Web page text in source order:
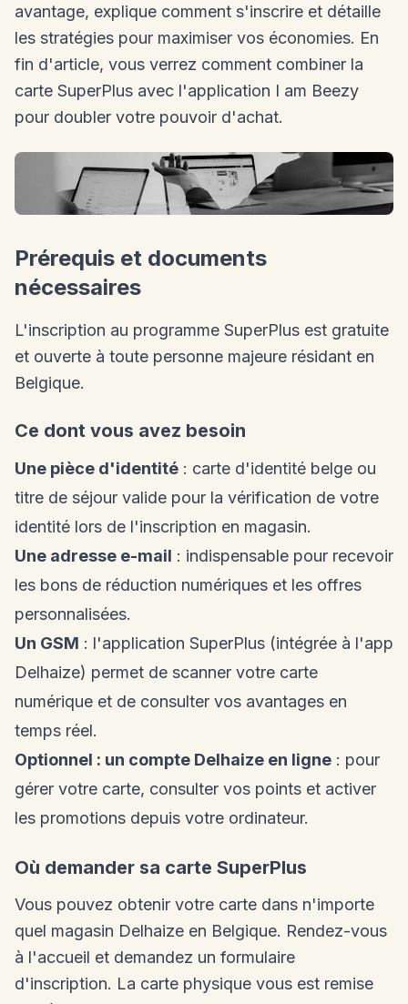
avantage, explique comment s'inscrire et détaille
les stratégies pour maximiser vos économies. En
fin d'article, vous verrez comment combiner la
carte SuperPlus avec l'application I am Beezy
pour doubler votre pouvoir d'achat.
Prérequis et documents
nécessaires
L'inscription au programme SuperPlus est gratuite
et ouverte à toute personne majeure résidant en
Belgique.
Ce dont vous avez besoin
Une pièce d'identité : carte d'identité belge ou
titre de séjour valide pour la vérification de votre
identité lors de l'inscription en magasin.
Une adresse e-mail : indispensable pour recevoir
les bons de réduction numériques et les offres
personnalisées.
Un GSM : l'application SuperPlus (intégrée à l'app
Delhaize) permet de scanner votre carte
numérique et de consulter vos avantages en
temps réel.
Optionnel : un compte Delhaize en ligne : pour
gérer votre carte, consulter vos points et activer
les promotions depuis votre ordinateur.
Où demander sa carte SuperPlus
Vous pouvez obtenir votre carte dans n'importe
quel magasin Delhaize en Belgique. Rendez-vous
à l'accueil et demandez un formulaire
d'inscription. La carte physique vous est remise